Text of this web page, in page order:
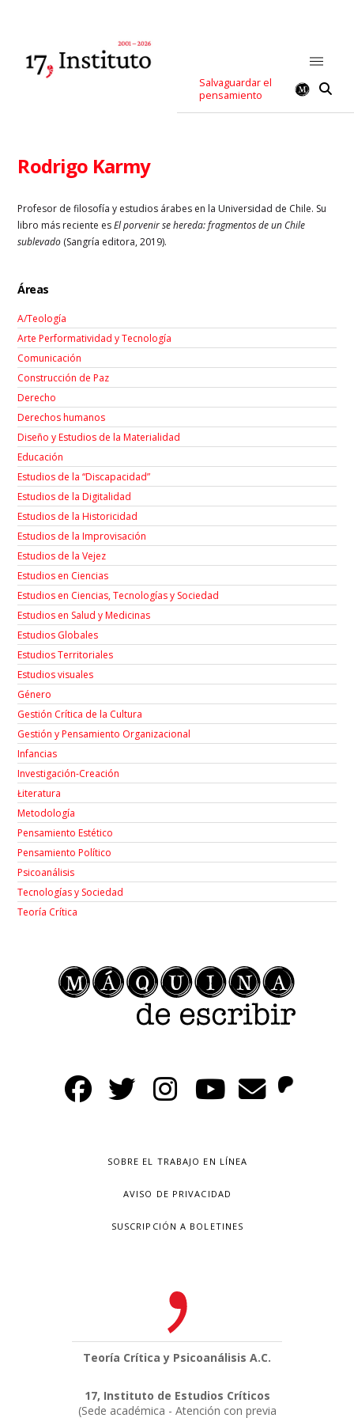
Salvaguardar el
pensamiento
Rodrigo Karmy
Profesor de filosofía y estudios árabes en la Universidad de Chile. Su
libro más reciente esEl porvenir se hereda: fragmentos de un Chile
sublevado (Sangría editora, 2019).
Áreas
A/Teología
Arte Performatividad y Tecnología
Comunicación
Construcción de Paz
Derecho
Derechos humanos
Diseño y Estudios de la Materialidad
Educación
Estudios de la “Discapacidad”
Estudios de la Digitalidad
Estudios de la Historicidad
Estudios de la Improvisación
Estudios de la Vejez
Estudios en Ciencias
Estudios en Ciencias, Tecnologías y Sociedad
Estudios en Salud y Medicinas
Estudios Globales
Estudios Territoriales
Estudios visuales
Género
Gestión Crítica de la Cultura
Gestión y Pensamiento Organizacional
Infancias
Investigación-Creación
Łiteratura
Metodología
Pensamiento Estético
Pensamiento Político
Psicoanálisis
Tecnologías y Sociedad
Teoría Crítica
SOBRE EL TRABAJO EN LÍNEA
AVISO DE PRIVACIDAD
SUSCRIPCIÓN A BOLETINES
Teoría Crítica y Psicoanálisis A.C.
17, Instituto de Estudios Críticos
(Sede académica - Atención con previa